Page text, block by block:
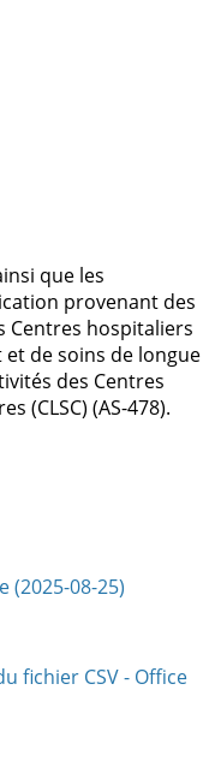
que les
provenant des
Centres hospitaliers
de soins de longue
des Centres
(CLSC) (AS-478).
(2025-08-25)
fichier CSV - Office